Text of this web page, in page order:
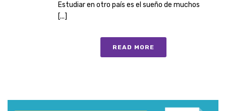
Estudiar en otro país es el sueño de muchos
[...]
READ MORE